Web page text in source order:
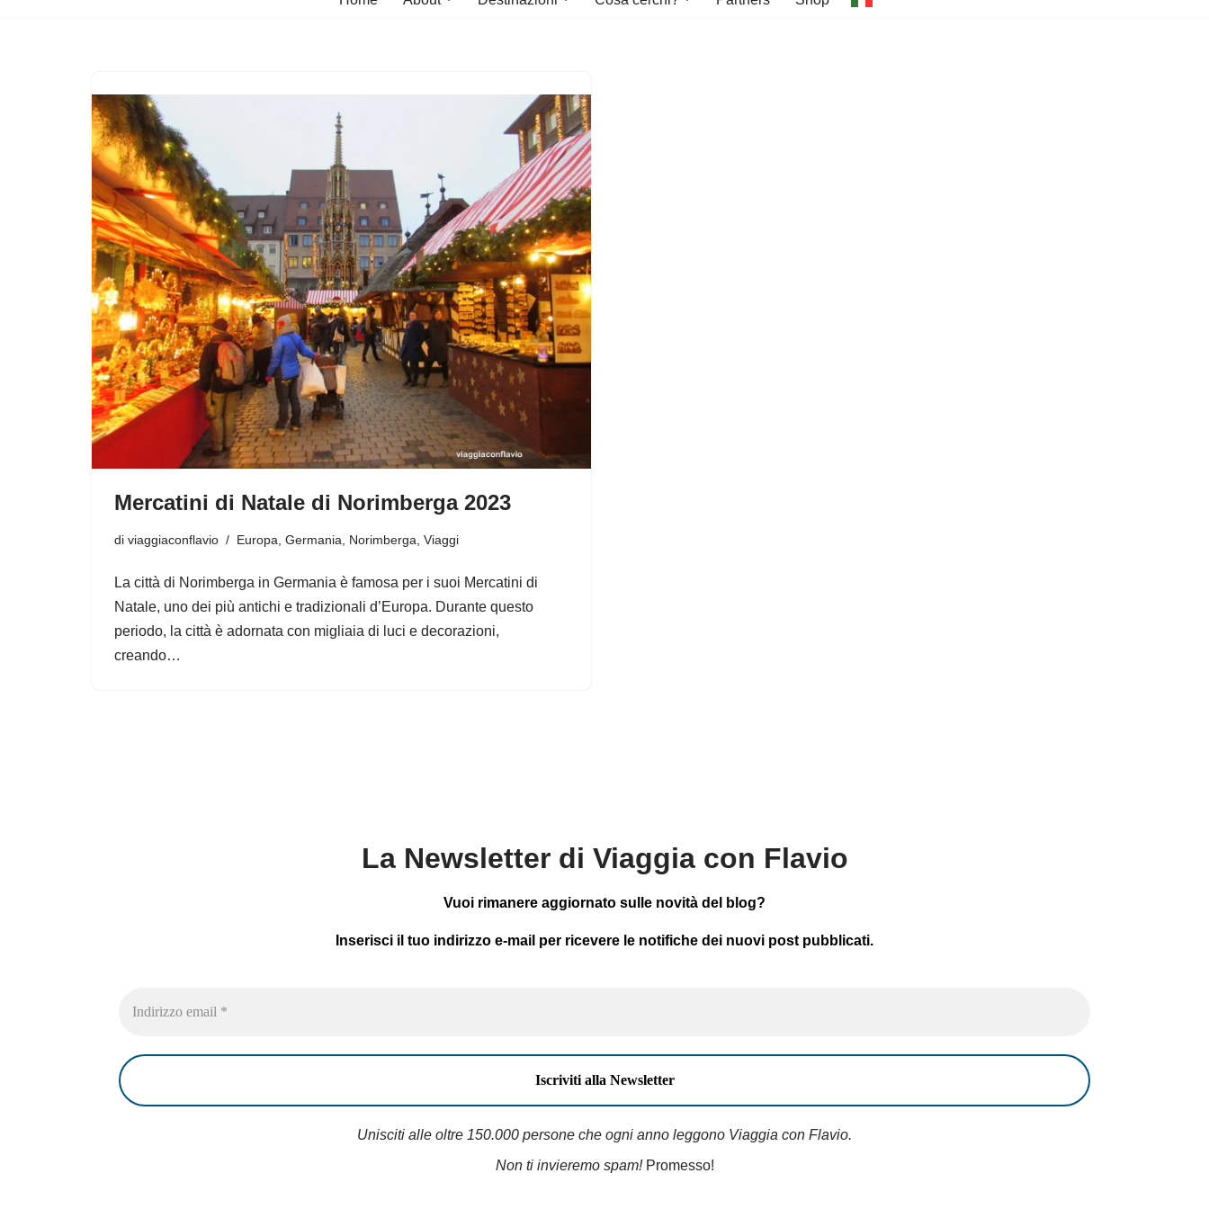
Mercatini di Natale di Norimberga 2023
di viaggiaconflavio Europa, Germania, Norimberga, Viaggi
La città di Norimberga in Germania è famosa per i suoi Mercatini di
Natale, uno dei più antichi e tradizionali d’Europa. Durante questo
periodo, la città è adornata con migliaia di luci e decorazioni,
creando…
La Newsletter di Viaggia con Flavio
Vuoi rimanere aggiornato sulle novità del blog?
Inserisci il tuo indirizzo e-mail per ricevere le notifiche dei nuovi post pubblicati.
Unisciti alle oltre 150.000 persone che ogni anno leggono Viaggia con Flavio.
Non ti invieremo spam!Promesso!